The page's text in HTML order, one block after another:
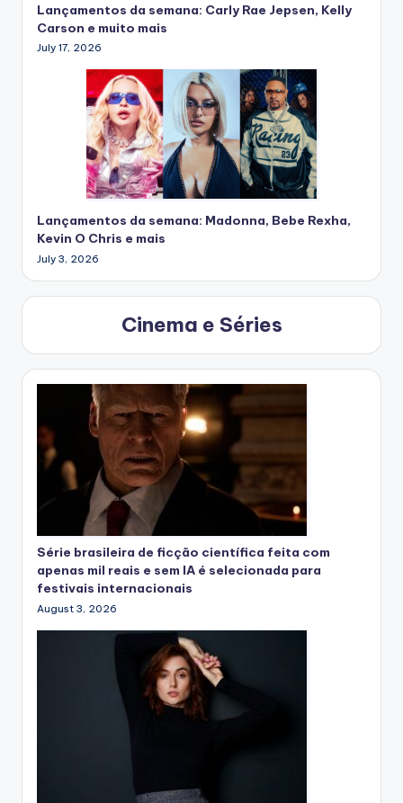
Lançamentos da semana: Carly Rae Jepsen, Kelly
Carson e muito mais
July 17, 2026
Lançamentos da semana: Madonna, Bebe Rexha,
Kevin O Chris e mais
July 3, 2026
Cinema e Séries
Série brasileira de ficção científica feita com
apenas mil reais e sem IA é selecionada para
festivais internacionais
August 3, 2026